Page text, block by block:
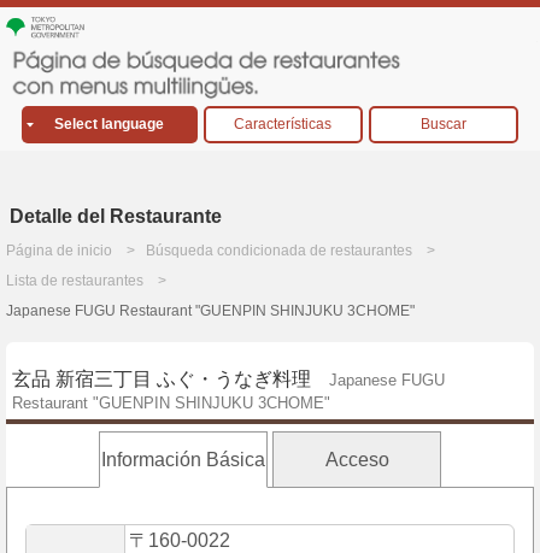
Select language Características Buscar
Detalle del Restaurante
Página de inicio
Búsqueda condicionada de restaurantes
Lista de restaurantes
Japanese FUGU Restaurant "GUENPIN SHINJUKU 3CHOME"
玄品 新宿三丁目 ふぐ・うなぎ料理
Japanese FUGU
Restaurant "GUENPIN SHINJUKU 3CHOME"
Información Básica Acceso
〒160-0022